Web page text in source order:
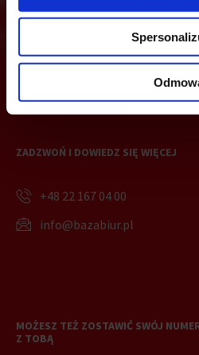
Jesteś
ZADZWOŃ I DOWIEDZ SIĘ WIĘCEJ
+48 22 167 04 00
info@bazabiur.pl
MOŻESZ TEŻ ZOSTAWIĆ SWÓJ
Z TOBĄ